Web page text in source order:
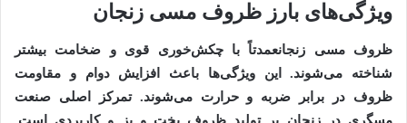
ویژگی‌های بارز ظروف مسی زنجان
ظروف مسی زنجانعمدتاً با چکش‌خوری قوی و ضخامت بیشتر
شناخته می‌شوند. این ویژگی‌ها باعث افزایش دوام و مقاومت
ظروف در برابر ضربه و حرارت می‌شوند. تمرکز اصلی صنعت
مسگری در زنجان بر تولید ظروف پخت و پز و کاربردی است.